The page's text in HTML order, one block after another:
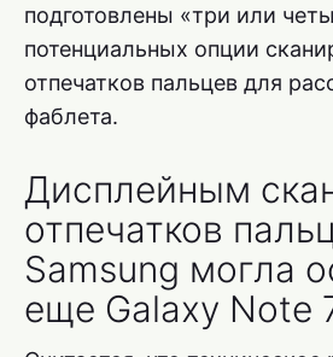
подготовлены «три или
потенциальных опции
отпечатков пальцев для
фаблета.
Дисплейным
отпечатков
Samsung могла
еще Galaxy Note